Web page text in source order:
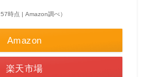
時点 | Amazon調べ）
Amazon
楽天市場